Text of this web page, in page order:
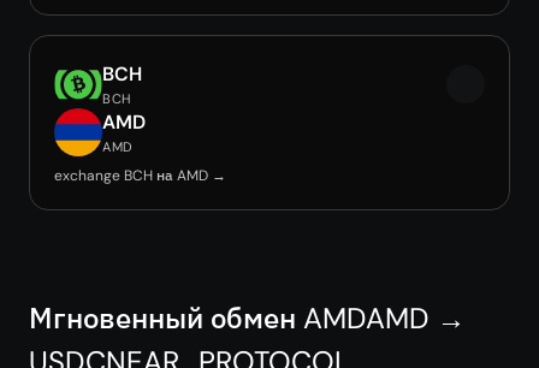
BCH
BCH
AMD
AMD
exchange BCH на AMD →
Мгновенный обмен AMDAMD →